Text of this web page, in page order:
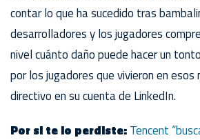
contar lo que ha sucedido tras
desarrolladores y los jugadores
nivel cuánto daño puede hacer un
por los jugadores que vivieron en esos
directivo en su cuenta de LinkedIn.
Por si te lo perdiste:Tencent